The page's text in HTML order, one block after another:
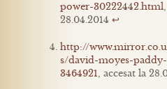
power-30222442.html
28.04.2014 ↩
http://
s/david-moyes-
3464921, accesat la